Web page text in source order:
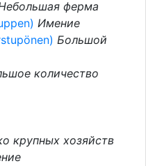
ферма
Имение
Большой
количество
крупных хозяйств